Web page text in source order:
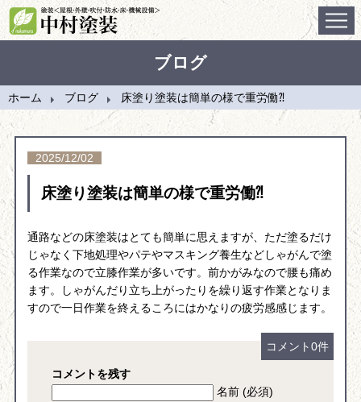
ホーム
会社案内
施工の流れ
ブログ
問合せ
ブログ
ホーム ブログ 床塗り塗装は簡単の様で重労働⁈
2025/12/02
床塗り塗装は簡単の様で重労働⁈
通路などの床塗装はとても簡単に思えますが、ただ塗るだけ
じゃなく下地処理やパテやマスキング養生などしゃがんで塗
る作業なので立膝作業が多いです。前かがみなので腰も痛め
ます。しゃがんだり立ち上がったりを繰り返す作業となりま
すので一日作業を終えるころにはかなりの疲労感感じます。
コメント0件
コメントを残す
名前 (必須)